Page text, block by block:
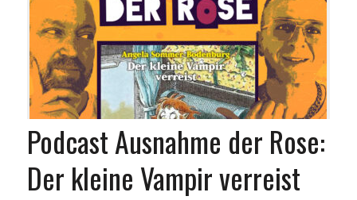
Podcast Ausnahme der Rose:
Der kleine Vampir verreist